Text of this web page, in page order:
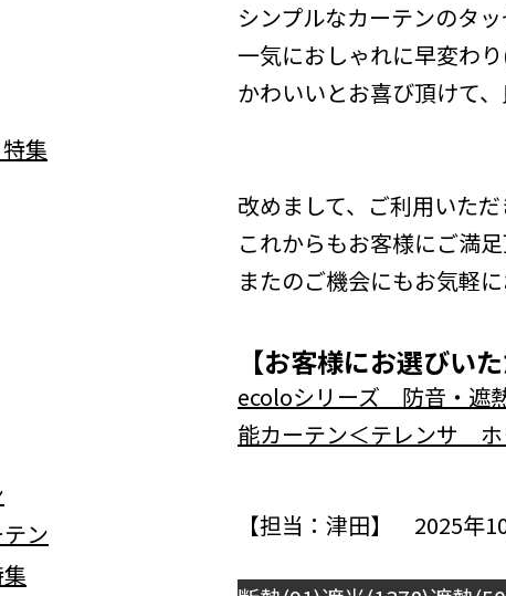
シンプルなカーテンのタッ
一気におしゃれに早変
かわいいとお喜び頂けて
改めまして、ご利用いた
これからもお客様にご満
またのご機会にもお気軽
【お客様にお選びい
ecoloシリーズ 防音・遮
能カーテン＜テレンサ ホ
【担当：津田】 2025年